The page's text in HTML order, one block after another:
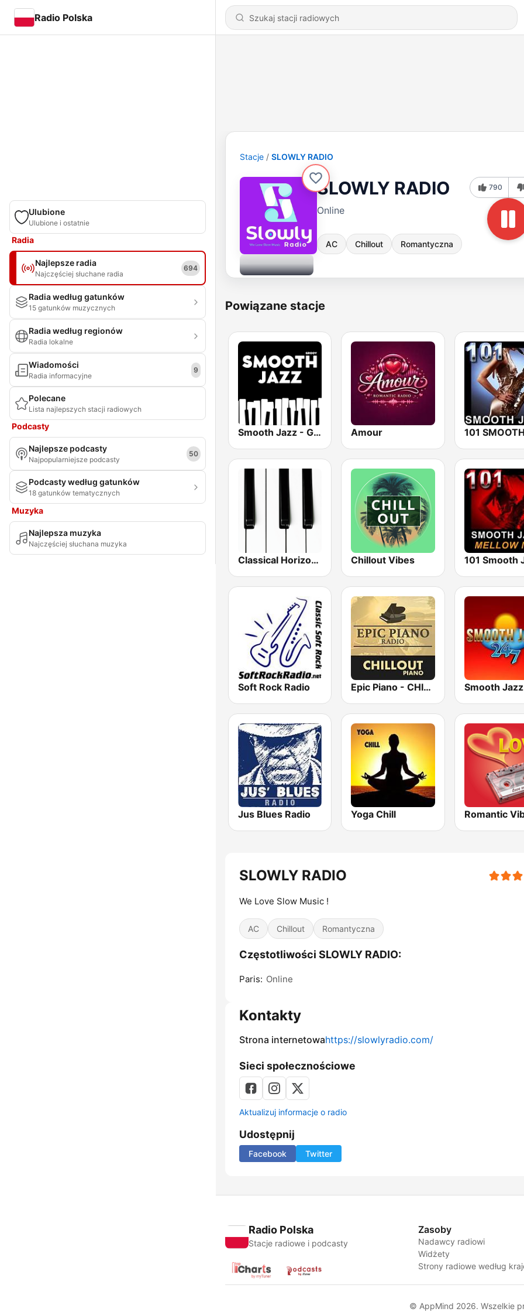
Radio Polska
Ulubione
Ulubione i ostatnie
Radia
Najlepsze radia
Najczęściej słuchane radia
694
Radia według gatunków
15 gatunków muzycznych
Radia według regionów
Radia lokalne
Wiadomości
Radia informacyjne
9
Polecane
Lista najlepszych stacji radiowych
Podcasty
Najlepsze podcasty
Najpopularniejsze podcasty
50
Podcasty według gatunków
18 gatunków tematycznych
Muzyka
Najlepsza muzyka
Najczęściej słuchana muzyka
Stacje SLOWLY RADIO
SLOWLY RADIO
Online
AC Chillout Romantyczna
790
Powiązane stacje
Smooth Jazz - Groov Amour
Classical Horizon Radio (International) Chillout Vibes
Soft Rock Radio Epic Piano - CHILLOUT PIANO Smooth
Jus Blues Radio Yoga Chill Romantic
SLOWLY RADIO
We Love Slow Music !
AC Chillout Romantyczna
Częstotliwości SLOWLY RADIO:
Paris: Online
Kontakty
Strona internetowahttps://slowlyradio.com/
Sieci społecznościowe
Aktualizuj informacje o radio
Udostępnij
Facebook Twitter
Radio Polska
Stacje radiowe i podcasty
Zasoby
Nadawcy radiowi
Widżety
Strony radiowe według
© AppMind 2026. Wszelkie